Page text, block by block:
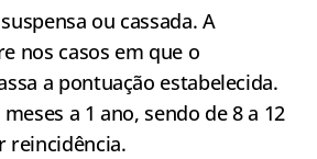
ou cassada. A
nos casos em que o
a pontuação estabelecida.
a 1 ano, sendo de 8 a 12
reincidência.